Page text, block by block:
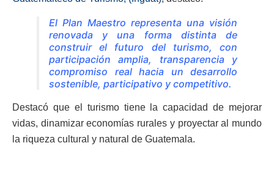
El Plan Maestro representa una visión
renovada y una forma distinta de
construir el futuro del turismo, con
participación amplia, transparencia y
compromiso real hacia un desarrollo
sostenible, participativo y competitivo.
Destacó que el turismo tiene la capacidad de mejorar
vidas, dinamizar economías rurales y proyectar al mundo
la riqueza cultural y natural de Guatemala.